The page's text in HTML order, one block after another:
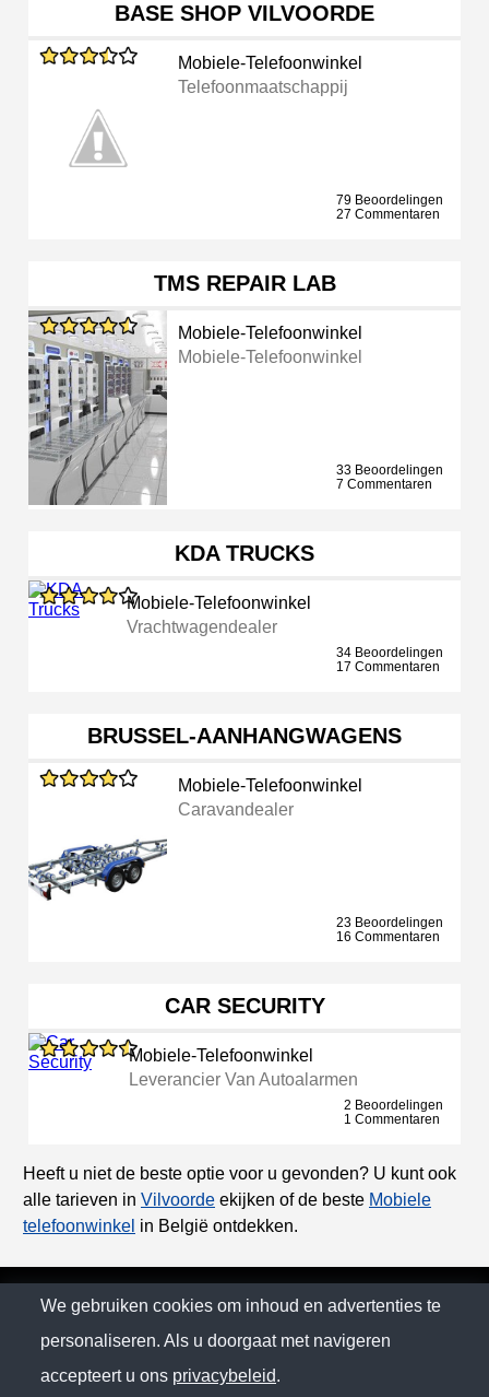
BASE SHOP VILVOORDE
Mobiele-Telefoonwinkel
Telefoonmaatschappij
79 Beoordelingen
27 Commentaren
TMS REPAIR LAB
Mobiele-Telefoonwinkel
Mobiele-Telefoonwinkel
33 Beoordelingen
7 Commentaren
KDA TRUCKS
Mobiele-Telefoonwinkel
Vrachtwagendealer
34 Beoordelingen
17 Commentaren
BRUSSEL-AANHANGWAGENS
Mobiele-Telefoonwinkel
Caravandealer
23 Beoordelingen
16 Commentaren
CAR SECURITY
Mobiele-Telefoonwinkel
Leverancier Van Autoalarmen
2 Beoordelingen
1 Commentaren
Heeft u niet de beste optie voor u gevonden? U kunt ook
alle tarieven in Vilvoorde ekijken of de beste Mobiele
telefoonwinkel in België ontdekken.
© Self City 2026
Privacybeleid
contact
We gebruiken cookies om inhoud en advertenties te
personaliseren. Als u doorgaat met navigeren
accepteert u ons privacybeleid.